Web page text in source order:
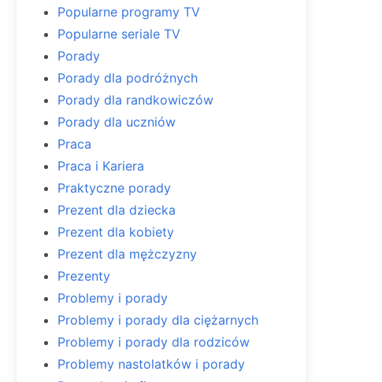
Popularne programy TV
Popularne seriale TV
Porady
Porady dla podróżnych
Porady dla randkowiczów
Porady dla uczniów
Praca
Praca i Kariera
Praktyczne porady
Prezent dla dziecka
Prezent dla kobiety
Prezent dla mężczyzny
Prezenty
Problemy i porady
Problemy i porady dla ciężarnych
Problemy i porady dla rodziców
Problemy nastolatków i porady